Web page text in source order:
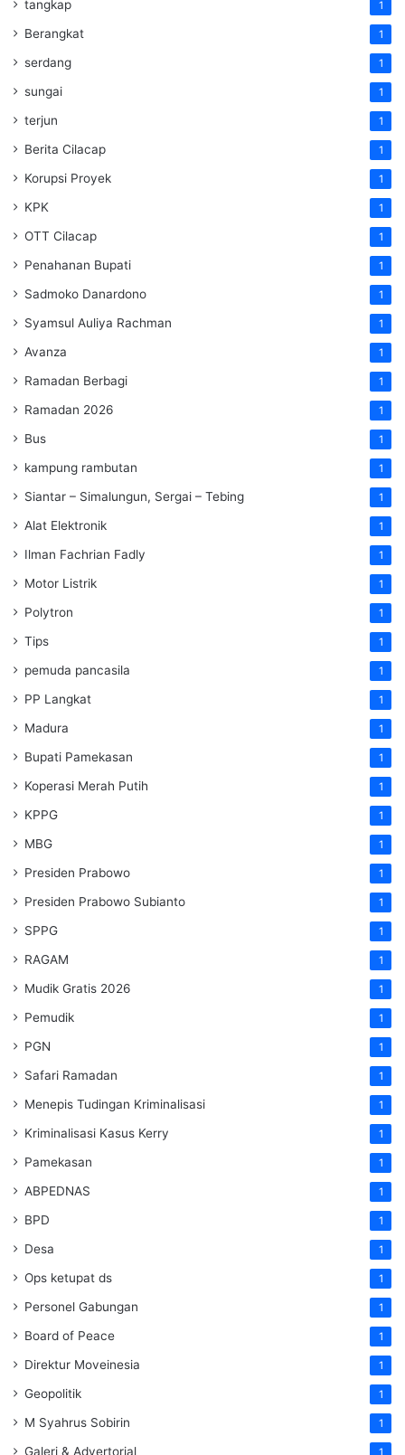
tangkap 1
Berangkat 1
serdang 1
sungai 1
terjun 1
Berita Cilacap 1
Korupsi Proyek 1
KPK 1
OTT Cilacap 1
Penahanan Bupati 1
Sadmoko Danardono 1
Syamsul Auliya Rachman 1
Avanza 1
Ramadan Berbagi 1
Ramadan 2026 1
Bus 1
kampung rambutan 1
Siantar – Simalungun, Sergai – Tebing 1
Alat Elektronik 1
Ilman Fachrian Fadly 1
Motor Listrik 1
Polytron 1
Tips 1
pemuda pancasila 1
PP Langkat 1
Madura 1
Bupati Pamekasan 1
Koperasi Merah Putih 1
KPPG 1
MBG 1
Presiden Prabowo 1
Presiden Prabowo Subianto 1
SPPG 1
RAGAM 1
Mudik Gratis 2026 1
Pemudik 1
PGN 1
Safari Ramadan 1
Menepis Tudingan Kriminalisasi 1
Kriminalisasi Kasus Kerry 1
Pamekasan 1
ABPEDNAS 1
BPD 1
Desa 1
Ops ketupat ds 1
Personel Gabungan 1
Board of Peace 1
Direktur Moveinesia 1
Geopolitik 1
M Syahrus Sobirin 1
Galeri & Advertorial 1